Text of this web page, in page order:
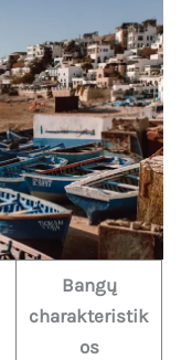
Bangų
charakteristik
os